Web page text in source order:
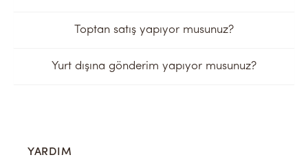
Toptan satış yapıyor musunuz?
Yurt dışına gönderim yapıyor musunuz?
YARDIM